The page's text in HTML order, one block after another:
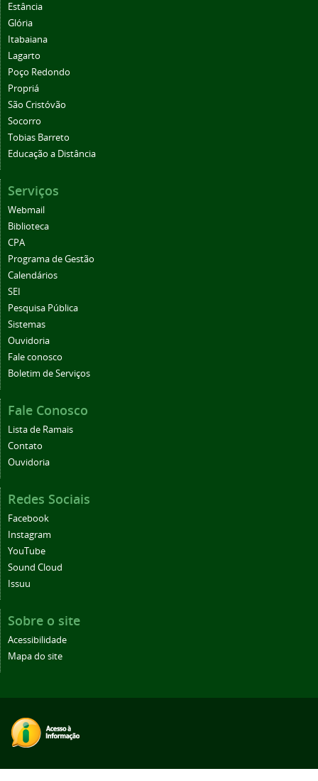
Estância
Glória
Itabaiana
Lagarto
Poço Redondo
Propriá
São Cristóvão
Socorro
Tobias Barreto
Educação a Distância
Serviços
Webmail
Biblioteca
CPA
Programa de Gestão
Calendários
SEI
Pesquisa Pública
Sistemas
Ouvidoria
Fale conosco
Boletim de Serviços
Fale Conosco
Lista de Ramais
Contato
Ouvidoria
Redes Sociais
Facebook
Instagram
YouTube
Sound Cloud
Issuu
Sobre o site
Acessibilidade
Mapa do site